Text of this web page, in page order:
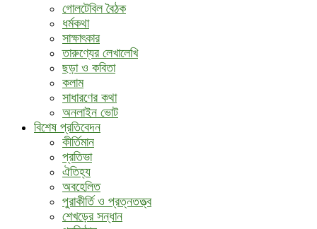
গোলটেবিল বৈঠক
ধর্মকথা
সাক্ষাৎকার
তারুণ্যের লেখালেখি
ছড়া ও কবিতা
কলাম
সাধারণের কথা
অনলাইন ভোট
বিশেষ প্রতিবেদন
কীর্তিমান
প্রতিভা
ঐতিহ্য
অবহেলিত
পুরাকীর্তি ও প্রত্নতত্ত্ব
শেখড়ের সন্ধান